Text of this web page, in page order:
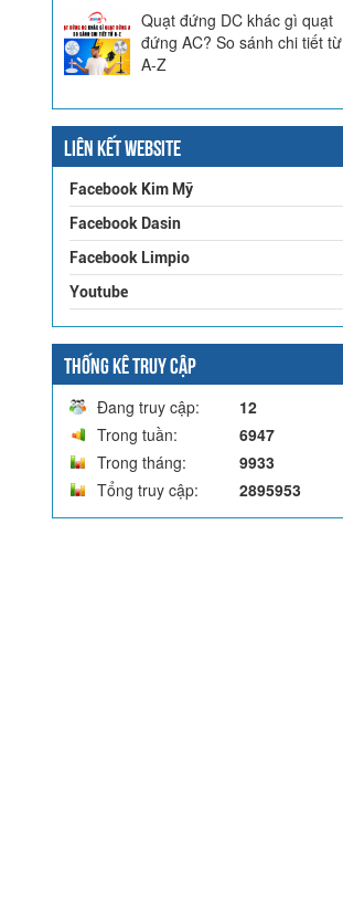
Quạt đứng DC khác gì quạt
đứng AC? So sánh chi tiết từ
A-Z
LIÊN KẾT WEBSITE
Facebook Kim Mỹ
Facebook Dasin
Facebook Limpio
Youtube
THỐNG KÊ TRUY CẬP
Đang truy cập:
12
Trong tuần:
6947
Trong tháng:
9933
Tổng truy cập:
2895953